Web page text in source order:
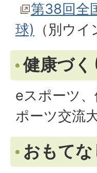
第38回全
球) （別ウ
健康づく
eスポーツ
ポーツ交流
おもて